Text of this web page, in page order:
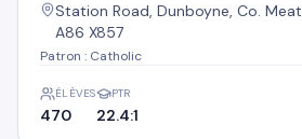
Station Road, Dunboyne, Co.
A86 X857
Patron : Catholic
ÉLÈVES
470
PTR
22.4:1